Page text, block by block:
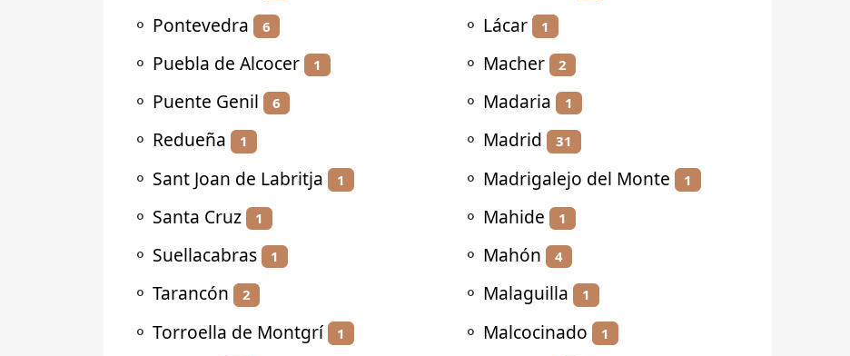
⚬ Pontevedra 6
⚬ Puebla de Alcocer 1
⚬ Puente Genil 6
⚬ Redueña 1
⚬ Sant Joan de Labritja 1
⚬ Santa Cruz 1
⚬ Suellacabras 1
⚬ Tarancón 2
⚬ Torroella de Montgrí 1
⚬ Lácar 1
⚬ Macher 2
⚬ Madaria 1
⚬ Madrid 31
⚬ Madrigalejo del Monte 1
⚬ Mahide 1
⚬ Mahón 4
⚬ Malaguilla 1
⚬ Malcocinado 1